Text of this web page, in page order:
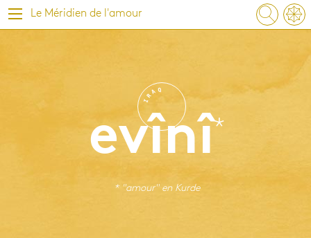
Le Méridien de l'amour
evînî
I
R
A Q
* "amour" en Kurde